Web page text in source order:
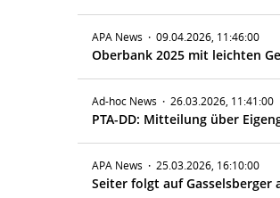
APA News · 09.04.2026, 11:46:00
Oberbank 2025 mit leichten
Ad-hoc News · 26.03.2026, 11:41:00
PTA-DD: Mitteilung über
APA News · 25.03.2026, 16:10:00
Seiter folgt auf